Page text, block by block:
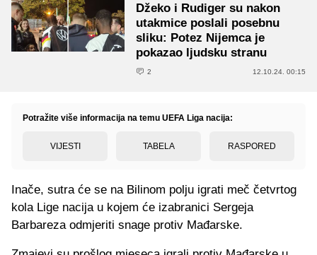
Džeko i Rudiger su nakon
utakmice poslali posebnu
sliku: Potez Nijemca je
pokazao ljudsku stranu
2 12.10.24. 00:15
Potražite više informacija na temu UEFA Liga nacija:
VIJESTI TABELA RASPORED
Inače, sutra će se na Bilinom polju igrati meč četvrtog
kola Lige nacija u kojem će izabranici Sergeja
Barbareza odmjeriti snage protiv Mađarske.